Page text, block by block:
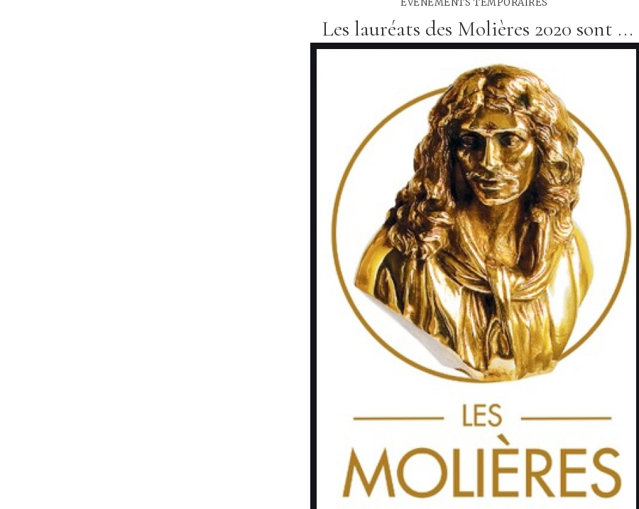
Les lauréats des Molières 2020 sont ...